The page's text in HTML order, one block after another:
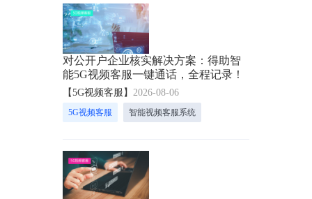
对公开户企业核实解决方案：得助智
能5G视频客服一键通话，全程记录！
【5G视频客服】2026-08-06
5G视频客服 智能视频客服系统